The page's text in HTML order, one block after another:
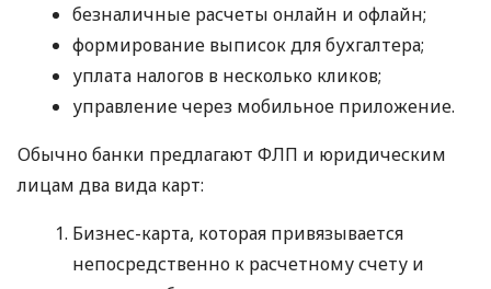
безналичные расчеты онлайн и офлайн;
формирование выписок для бухгалтера;
уплата налогов в несколько кликов;
управление через мобильное приложение.
Обычно банки предлагают ФЛП и юридическим
лицам два вида карт:
Бизнес-карта, которая привязывается
непосредственно к расчетному счету и